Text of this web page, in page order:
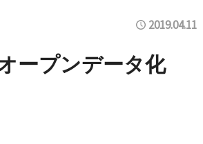
2019.04.11
ープンデータ化